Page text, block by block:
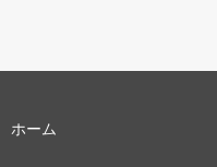
ホーム